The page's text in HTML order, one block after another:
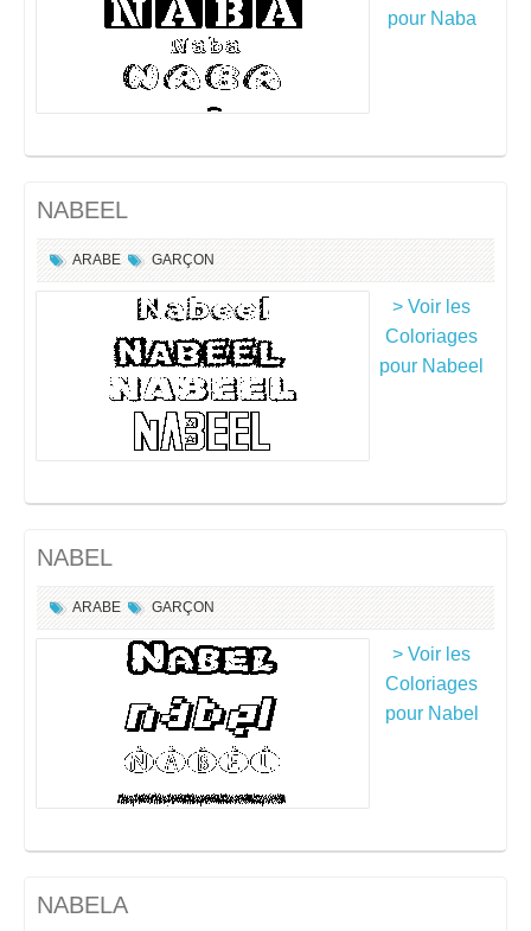
pour Naba
NABEEL
ARABE GARÇON
> Voir les
Coloriages
pour Nabeel
NABEL
ARABE GARÇON
> Voir les
Coloriages
pour Nabel
NABELA